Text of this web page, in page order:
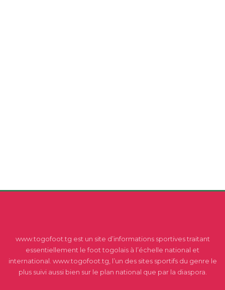
www.togofoot.tg est un site d’informations sportives traitant
essentiellement le foot togolais à l’échelle national et
international. www.togofoot.tg, l’un des sites sportifs du genre le
plus suivi aussi bien sur le plan national que par la diaspora.